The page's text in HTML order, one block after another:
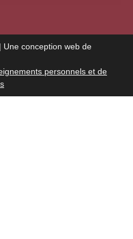
conception web de
personnels et de